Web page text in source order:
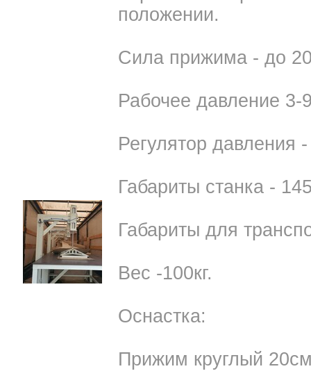
положении.
Сила прижима - до
Рабочее давление 3-
Регулятор давления
Габариты станка -
Габариты для
Вес -100кг.
Оснастка:
Прижим круглый